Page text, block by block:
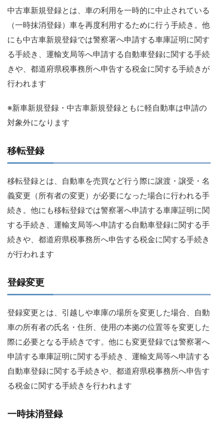
中古車新規登録とは、車の利用を一時的に中止されている
（一時抹消登録）車を再度利用するために行う手続き。他
にも中古車新規登録では警察署へ申請する車庫証明に関す
る手続き、運輸支局等へ申請する自動車登録に関する手続
きや、都道府県税事務所へ申告する税金に関する手続きが
行われます
※新車新規登録・中古車新規登録ともに軽自動車は申請の
対象外になります
移転登録
移転登録とは、自動車を売買など行う際に譲渡・譲受・名
義変更（所有者の変更）が必要になった場合に行われる手
続き。他にも移転登録では警察署へ申請する車庫証明に関
する手続き、運輸支局等へ申請する自動車登録に関する手
続きや、都道府県税事務所へ申告する税金に関する手続き
が行われます
登録変更
登録変更とは、引越しや車庫の場所を変更した場合、自動
車の所有者の氏名・住所、使用の本拠の位置等を変更した
際に必要となる手続きです。他にも変更登録では警察署へ
申請する車庫証明に関する手続き、運輸支局等へ申請する
自動車登録に関する手続きや、都道府県税事務所へ申告す
る税金に関する手続きを行われます
一時抹消登録